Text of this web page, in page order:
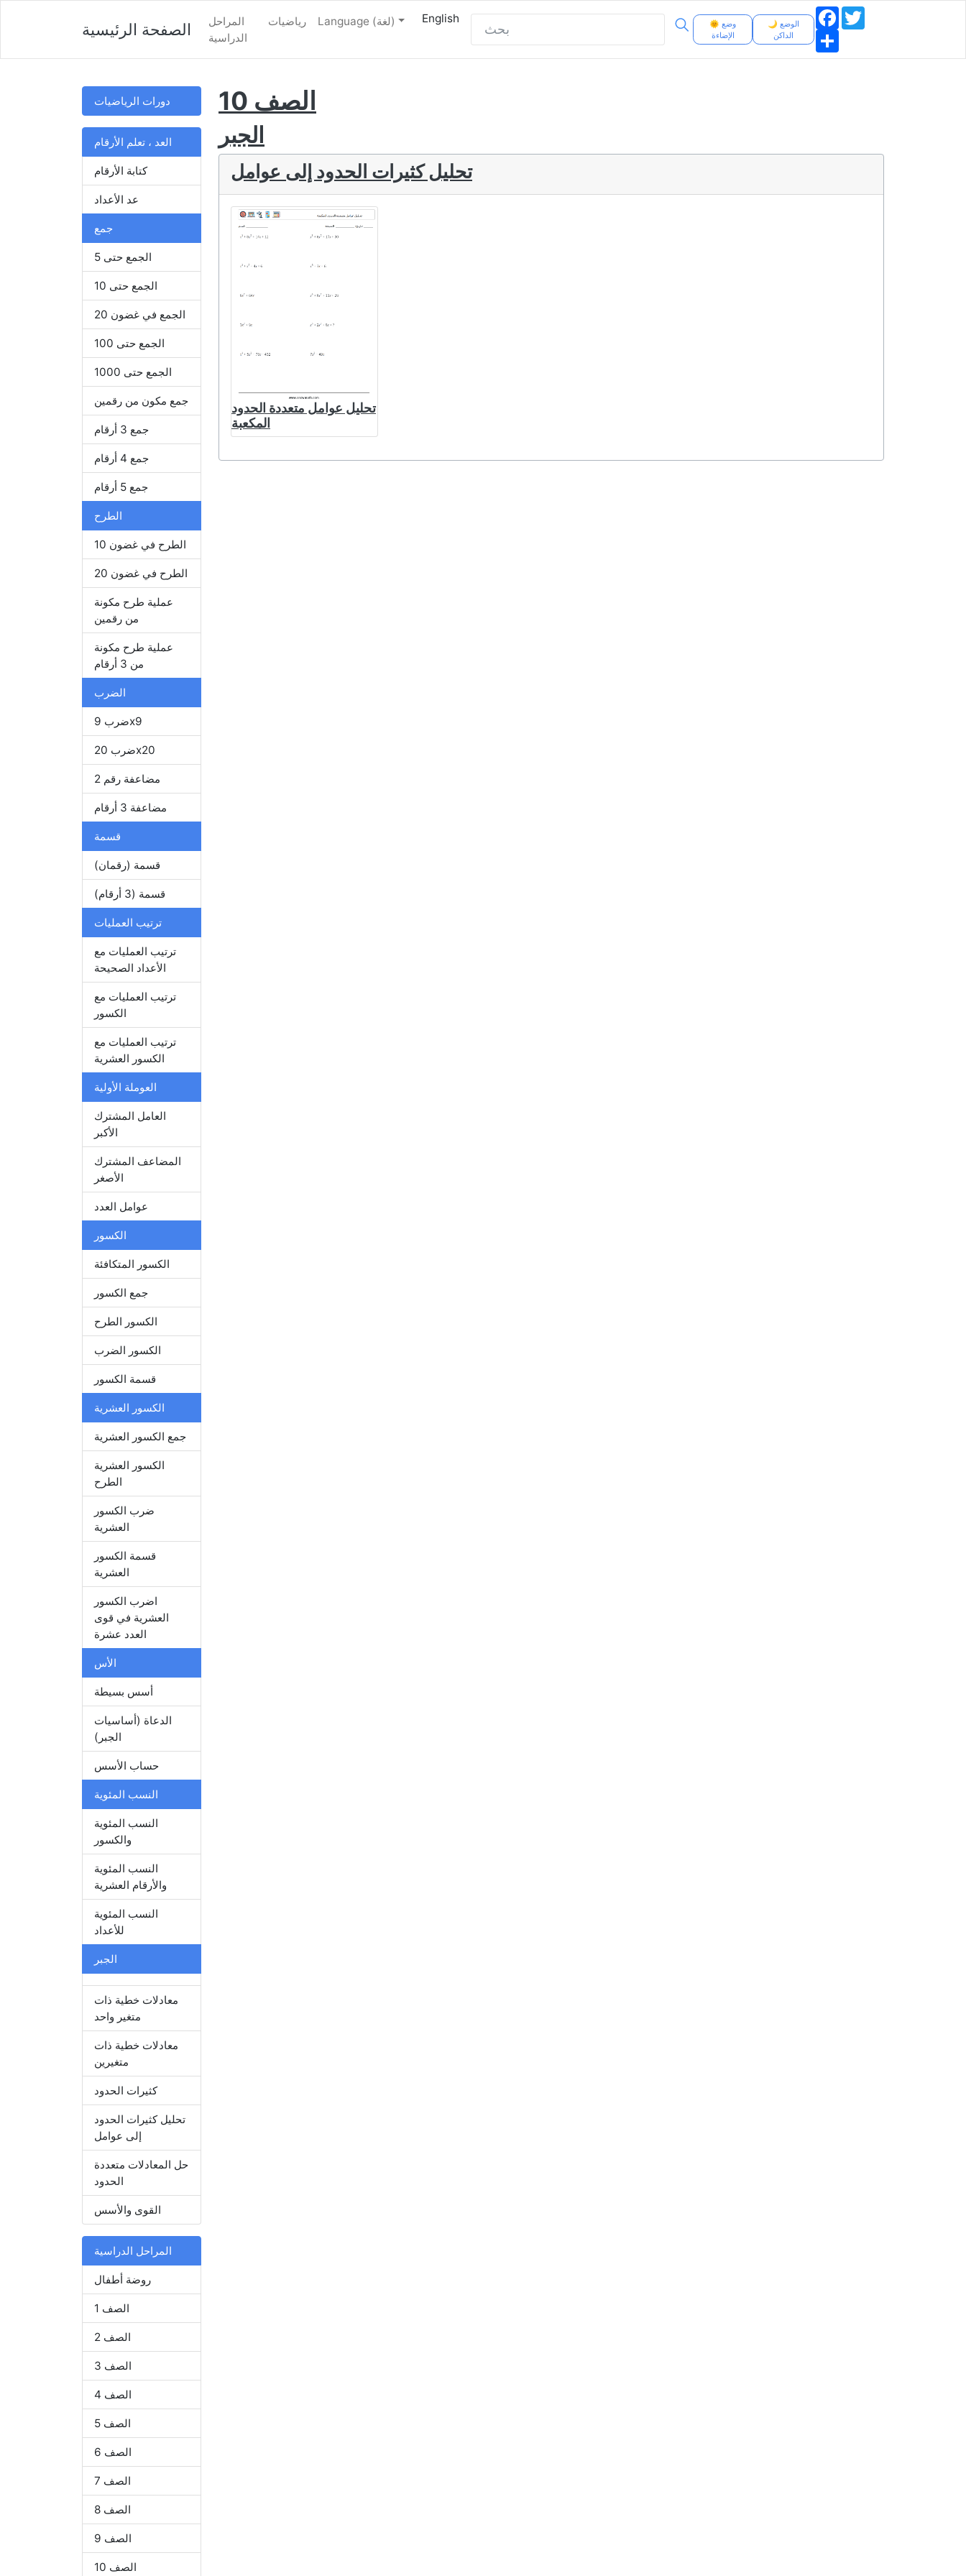
الصفحة الرئيسية
المراحل
الدراسية
رياضيات Language (لغة) English
🌞 وضع
الإضاءة
🌙 الوضع
الداكن
Facebook
Twitter
Share
دورات الرياضيات
العد ، تعلم الأرقام
كتابة الأرقام
عد الأعداد
جمع
الجمع حتى 5
الجمع حتى 10
الجمع في غضون 20
الجمع حتى 100
الجمع حتى 1000
جمع مكون من رقمين
جمع 3 أرقام
جمع 4 أرقام
جمع 5 أرقام
الطرح
الطرح في غضون 10
الطرح في غضون 20
عملية طرح مكونة
من رقمين
عملية طرح مكونة
من 3 أرقام
الضرب
ضرب 9x9
ضرب 20x20
مضاعفة رقم 2
مضاعفة 3 أرقام
قسمة
قسمة (رقمان)
قسمة (3 أرقام)
ترتيب العمليات
ترتيب العمليات مع
الأعداد الصحيحة
ترتيب العمليات مع
الكسور
ترتيب العمليات مع
الكسور العشرية
العوملة الأولية
العامل المشترك
الأكبر
المضاعف المشترك
الأصغر
عوامل العدد
الكسور
الكسور المتكافئة
جمع الكسور
الكسور الطرح
الكسور الضرب
قسمة الكسور
الكسور العشرية
جمع الكسور العشرية
الكسور العشرية
الطرح
ضرب الكسور
العشرية
قسمة الكسور
العشرية
اضرب الكسور
العشرية في قوى
العدد عشرة
الأس
أسس بسيطة
الدعاة (أساسيات
الجبر)
حساب الأسس
النسب المئوية
النسب المئوية
والكسور
النسب المئوية
والأرقام العشرية
النسب المئوية
للأعداد
الجبر
معادلات خطية ذات
متغير واحد
معادلات خطية ذات
متغيرين
كثيرات الحدود
تحليل كثيرات الحدود
إلى عوامل
حل المعادلات متعددة
الحدود
القوى والأسس
المراحل الدراسية
روضة أطفال
الصف 1
الصف 2
الصف 3
الصف 4
الصف 5
الصف 6
الصف 7
الصف 8
الصف 9
الصف 10
الصف 10
الجبر
تحليل كثيرات الحدود إلى عوامل
تحليل عوامل متعددة الحدود
المكعبة